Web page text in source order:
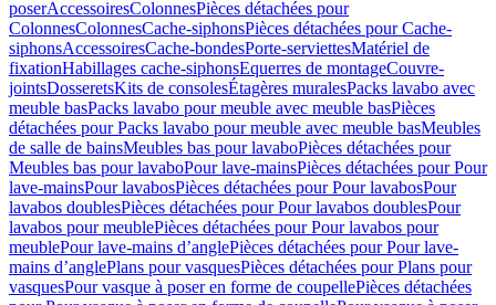
poserAccessoiresColonnesPièces détachées pour
ColonnesColonnesCache-siphonsPièces détachées pour Cache-
siphonsAccessoiresCache-bondesPorte-serviettesMatériel de
fixationHabillages cache-siphonsEquerres de montageCouvre-
jointsDosseretsKits de consolesÉtagères muralesPacks lavabo avec
meuble basPacks lavabo pour meuble avec meuble basPièces
détachées pour Packs lavabo pour meuble avec meuble basMeubles
de salle de bainsMeubles bas pour lavaboPièces détachées pour
Meubles bas pour lavaboPour lave-mainsPièces détachées pour Pour
lave-mainsPour lavabosPièces détachées pour Pour lavabosPour
lavabos doublesPièces détachées pour Pour lavabos doublesPour
lavabos pour meublePièces détachées pour Pour lavabos pour
meublePour lave-mains d’anglePièces détachées pour Pour lave-
mains d’anglePlans pour vasquesPièces détachées pour Plans pour
vasquesPour vasque à poser en forme de coupellePièces détachées